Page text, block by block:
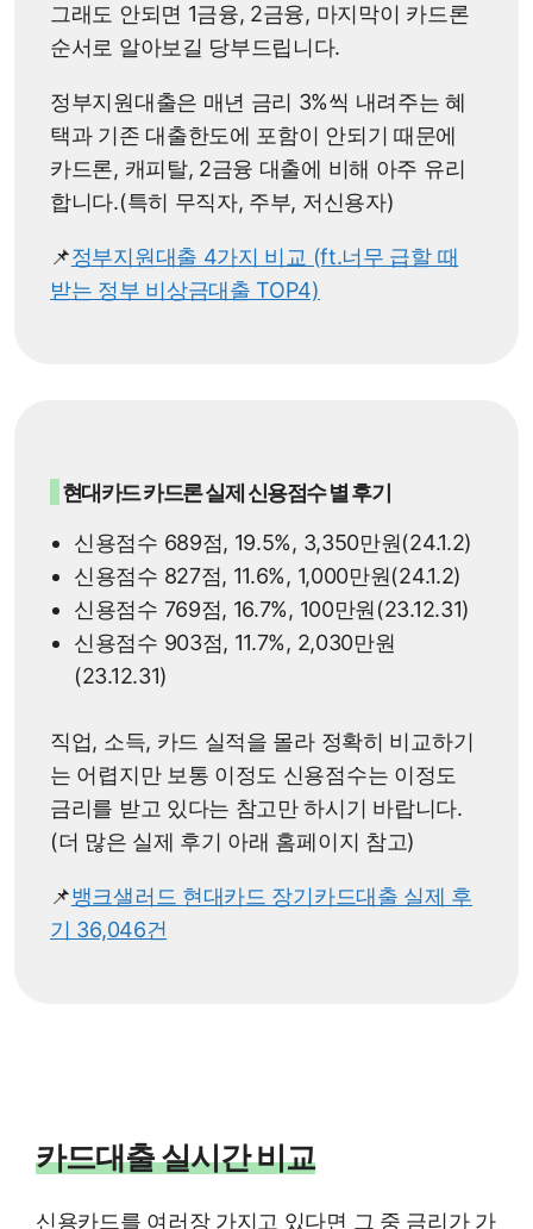
그래도 안되면 1금융, 2금융, 마지막이 카드론
순서로 알아보길 당부드립니다.
정부지원대출은 매년 금리 3%씩 내려주는 혜
택과 기존 대출한도에 포함이 안되기 때문에
카드론, 캐피탈, 2금융 대출에 비해 아주 유리
합니다.(특히 무직자, 주부, 저신용자)
📌정부지원대출 4가지 비교 (ft.너무 급할 때
받는 정부 비상금대출 TOP4)
현대카드 카드론 실제 신용점수 별 후기
신용점수 689점, 19.5%, 3,350만원(24.1.2)
신용점수 827점, 11.6%, 1,000만원(24.1.2)
신용점수 769점, 16.7%, 100만원(23.12.31)
신용점수 903점, 11.7%, 2,030만원
(23.12.31)
직업, 소득, 카드 실적을 몰라 정확히 비교하기
는 어렵지만 보통 이정도 신용점수는 이정도
금리를 받고 있다는 참고만 하시기 바랍니다.
(더 많은 실제 후기 아래 홈페이지 참고)
📌뱅크샐러드 현대카드 장기카드대출 실제 후
기 36,046건
카드대출 실시간 비교
신용카드를 여러장 가지고 있다면 그 중 금리가 가